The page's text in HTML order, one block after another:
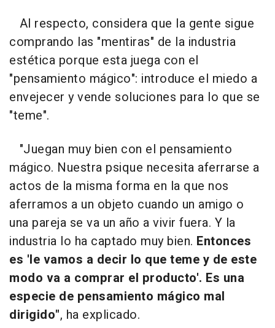
Al respecto, considera que la gente sigue
comprando las "mentiras" de la industria
estética porque esta juega con el
"pensamiento mágico": introduce el miedo a
envejecer y vende soluciones para lo que se
"teme".
"Juegan muy bien con el pensamiento
mágico. Nuestra psique necesita aferrarse a
actos de la misma forma en la que nos
aferramos a un objeto cuando un amigo o
una pareja se va un año a vivir fuera. Y la
industria lo ha captado muy bien. Entonces
es 'le vamos a decir lo que teme y de este
modo va a comprar el producto'. Es una
especie de pensamiento mágico mal
dirigido", ha explicado.